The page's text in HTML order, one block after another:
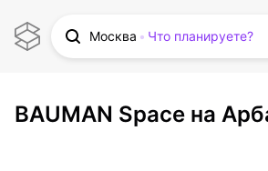
Москва Что планируете?
BAUMAN Space на